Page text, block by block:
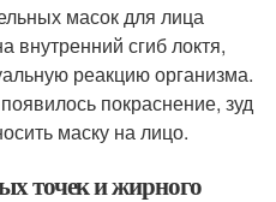
масок для лица
внутренний сгиб локтя,
реакцию организма.
покраснение, зуд
маску на лицо.
точек и жирного